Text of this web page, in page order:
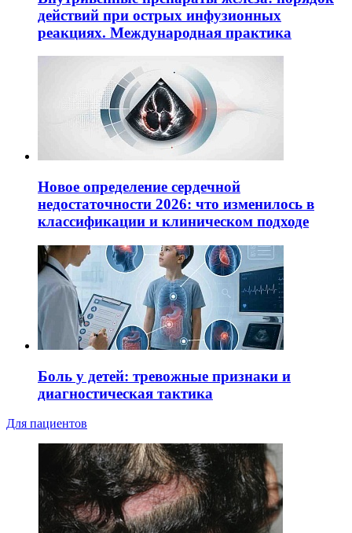
действий при острых инфузионных
реакциях. Международная практика
Новое определение сердечной
недостаточности 2026: что изменилось в
классификации и клиническом подходе
Боль у детей: тревожные признаки и
диагностическая тактика
Для пациентов